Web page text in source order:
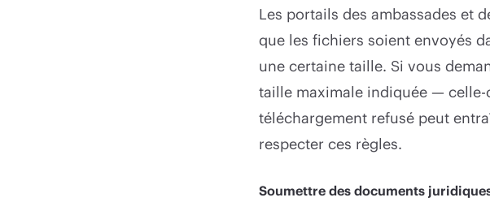
Les portails des ambassades et
que les fichiers soient envoyés
une certaine taille. Si vous
taille maximale indiquée — celle-
téléchargement refusé peut
respecter ces règles.
Soumettre des documents